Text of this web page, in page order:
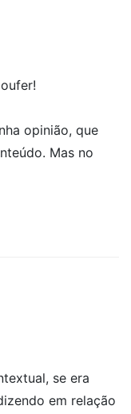
opinião, que
Mas no
se era
em relação